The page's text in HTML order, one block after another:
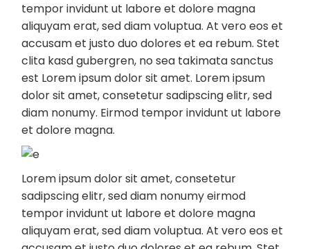
tempor invidunt ut labore et dolore magna
aliquyam erat, sed diam voluptua. At vero eos et
accusam et justo duo dolores et ea rebum. Stet
clita kasd gubergren, no sea takimata sanctus
est Lorem ipsum dolor sit amet. Lorem ipsum
dolor sit amet, consetetur sadipscing elitr, sed
diam nonumy. Eirmod tempor invidunt ut labore
et dolore magna.
Lorem ipsum dolor sit amet, consetetur
sadipscing elitr, sed diam nonumy eirmod
tempor invidunt ut labore et dolore magna
aliquyam erat, sed diam voluptua. At vero eos et